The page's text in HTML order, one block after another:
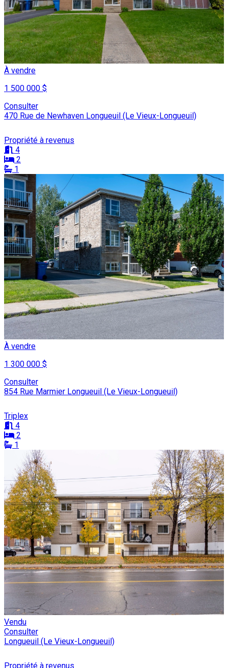
À vendre
1 500 000 $
Consulter
470 Rue de Newhaven Longueuil (Le Vieux-Longueuil)
Propriété à revenus
4
2
1
À vendre
1 300 000 $
Consulter
854 Rue Marmier Longueuil (Le Vieux-Longueuil)
Triplex
4
2
1
Vendu
Consulter
Longueuil (Le Vieux-Longueuil)
Propriété à revenus